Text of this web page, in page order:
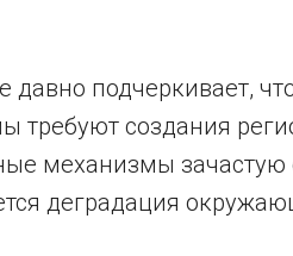
давно подчеркивает,
требуют создания
механизмы зачастую
деградация